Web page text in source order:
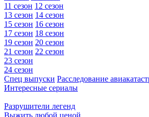
11 сезон 12 сезон
13 сезон 14 сезон
15 сезон 16 сезон
17 сезон 18 сезон
19 сезон 20 сезон
21 сезон 22 сезон
23 сезон
24 сезон
Спец выпуски Расследование
Интересные сериалы
Разрушители легенд
Выжить любой ценой